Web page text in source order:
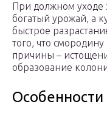
При должном уходе
богатый урожай, а
быстрое
того, что
причины –
образование